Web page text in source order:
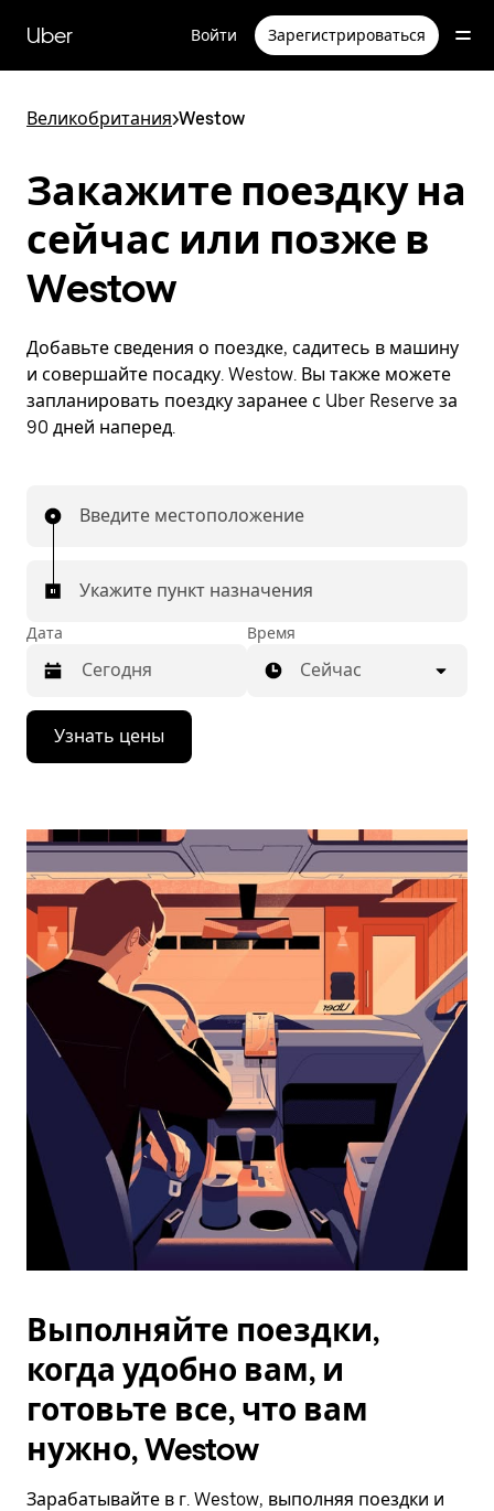
перейти
к
содержимому
Uber Войти Зарегистрироваться
Великобритания>Westow
Закажите поездку на
сейчас или позже в
Westow
Добавьте сведения о поездке, садитесь в машину
и совершайте посадку. Westow. Вы также можете
запланировать поездку заранее с Uber Reserve за
90 дней наперед.
Введите местоположение
Укажите пункт назначения
Дата
Нажмите
стрелку
вниз,
календарю
выбрать
дату.
Чтобы
закрыть
календарь,
нажмите
Esc.
Время
Сейчас
Узнать цены
Выполняйте поездки,
когда удобно вам, и
готовьте все, что вам
нужно, Westow
Зарабатывайте в г. Westow, выполняя поездки и